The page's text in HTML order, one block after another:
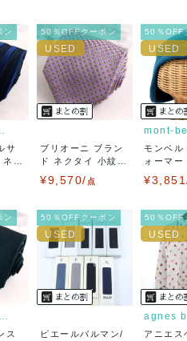
法はお選び頂けません。
きませんので、ご了承下さい
方によって状態の価値観が異な
ため、神経質な方や完璧な商
控えください。
ずコメント欄よりご連絡お願
れば、誠意をもって対応致
で、真贋方法などお答えでき
ン
サ
ク
50％OFFクーポン
ブリオーニ ブラン
ド ネクタイ 小紋柄
¥9,570/ 点
50％OFF
mont-
モンベル
ォーマ
ン
Dominique France Cr...
ス
50％OFFクーポン
ピエールバルマン/
50％OFF
agnes
アニエス